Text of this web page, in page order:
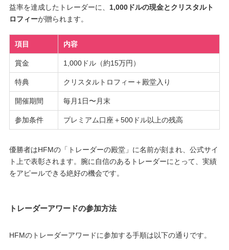
益率を達成したトレーダーに、 1,000ドルの現金とクリスタルト
ロフィーが贈られます。
項目 内容
賞金 1,000ドル（約15万円）
特典 クリスタルトロフィー＋殿堂入り
開催期間 毎月1日〜月末
参加条件 プレミアム口座＋500ドル以上の残高
優勝者はHFMの「トレーダーの殿堂」に名前が刻まれ、公式サイ
ト上で表彰されます。腕に自信のあるトレーダーにとって、実績
をアピールできる絶好の機会です。
トレーダーアワードの参加方法
HFMのトレーダーアワードに参加する手順は以下の通りです。